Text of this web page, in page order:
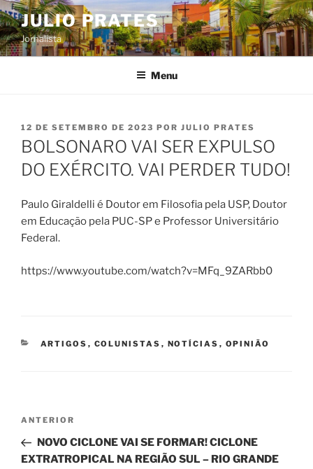
Pular
para
o
conteúdo
JULIO PRATES
Jornalista
Menu
PUBLICADO
EM
12 DE SETEMBRO DE 2023 POR JULIO PRATES
BOLSONARO VAI SER EXPULSO
DO EXÉRCITO. VAI PERDER TUDO!
Paulo Giraldelli é Doutor em Filosofia pela USP, Doutor
em Educação pela PUC-SP e Professor Universitário
Federal.
https://www.youtube.com/watch?v=MFq_9ZARbb0
CATEGORIAS
ARTIGOS , COLUNISTAS , NOTÍCIAS , OPINIÃO
Navegação
Post
Post
anterior
ANTERIOR
NOVO CICLONE VAI SE FORMAR! CICLONE
EXTRATROPICAL NA REGIÃO SUL – RIO GRANDE